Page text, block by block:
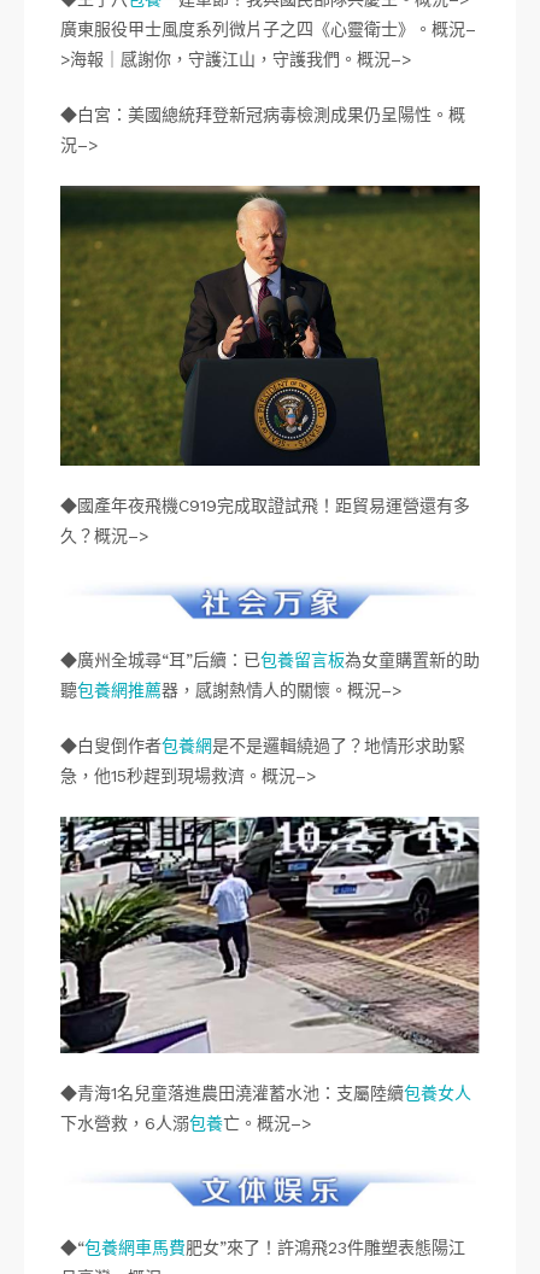
廣東服役甲士風度系列微片子之四《心靈衛士》。概況–
>海報｜感謝你，守護江山，守護我們。概況–>
◆白宮：美國總統拜登新冠病毒檢測成果仍呈陽性。概
況–>
◆國產年夜飛機C919完成取證試飛！距貿易運營還有多
久？概況–>
◆廣州全城尋“耳”后續：已包養留言板為女童購置新的助
聽包養網推薦器，感謝熱情人的關懷。概況–>
◆白叟倒作者包養網是不是邏輯繞過了？地情形求助緊
急，他15秒趕到現場救濟。概況–>
◆青海1名兒童落進農田澆灌蓄水池：支屬陸續包養女人
下水營救，6人溺包養亡。概況–>
◆“包養網車馬費肥女”來了！許鴻飛23件雕塑表態陽江